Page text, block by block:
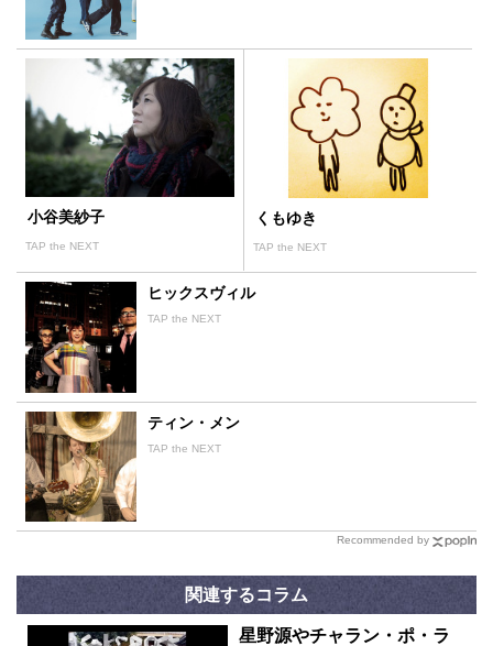
小谷美紗子
TAP the NEXT
くもゆき
TAP the NEXT
ヒックスヴィル
TAP the NEXT
ティン・メン
TAP the NEXT
Recommended by
関連するコラム
星野源やチャラン・ポ・ラ